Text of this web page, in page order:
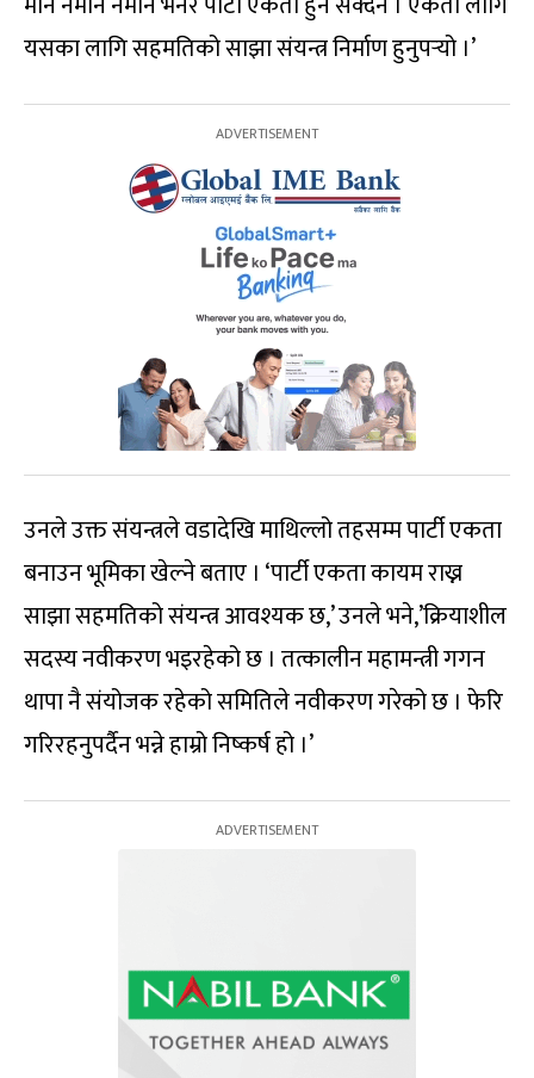
यसका लागि सहमतिको साझा संयन्त्र निर्माण हुनुपर्‍यो ।’
उनले उक्त संयन्त्रले वडादेखि माथिल्लो तहसम्म पार्टी एकता
बनाउन भूमिका खेल्ने बताए । ‘पार्टी एकता कायम राख्न
साझा सहमतिको संयन्त्र आवश्यक छ,’ उनले भने,’क्रियाशील
सदस्य नवीकरण भइरहेको छ । तत्कालीन महामन्त्री गगन
थापा नै संयोजक रहेको समितिले नवीकरण गरेको छ । फेरि
गरिरहनुपर्दैन भन्ने हाम्रो निष्कर्ष हो ।’